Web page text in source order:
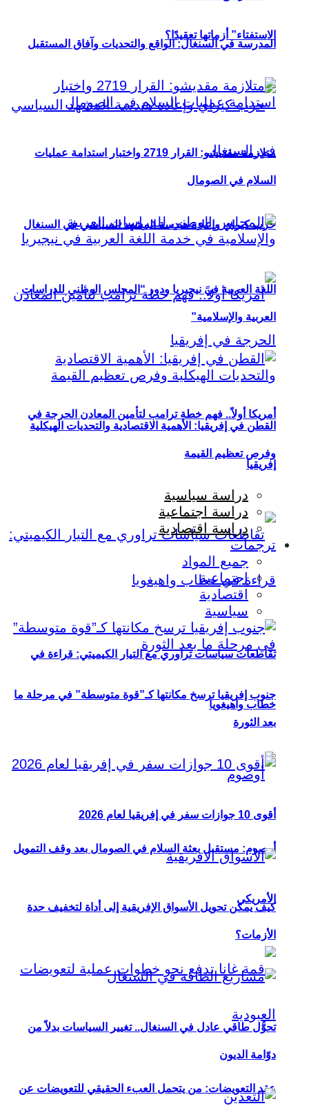
الاستفتاء” أزماتها تعقيدًا؟
حزب كيراي وإعادة هندسة المشهد السياسي في السنغال
أمريكا أولاً.. فهم خطة ترامب لتأمين المعادن الحرجة في
إفريقيا
تقاطعات سياسات تراوري مع التيار الكيميتي: قراءة في
خطاب واهيغويا
أوصوم: مستقبل بعثة السلام في الصومال بعد وقف التمويل
الأمريكي
عقد التعويضات: من يتحمل العبء الحقيقي للتعويضات عن
المدرسة في السنغال: الواقع والتحديات وآفاق المستقبل
متلازمة مقديشو: القرار 2719 واختبار استدامة عمليات
السلام في الصومال
اللغة العربية في نيجيريا ودور “المجلس الوطني للدراسات
العربية والإسلامية”
القطن في إفريقيا: الأهمية الاقتصادية والتحديات الهيكلية
وفرص تعظيم القيمة
دراسة سياسية
دراسة اجتماعية
دراسة اقتصادية
ترجمات
جميع المواد
اجتماعية
اقتصادية
سياسية
جنوب إفريقيا ترسخ مكانتها كـ”قوة متوسطة” في مرحلة ما
بعد الثورة
أقوى 10 جوازات سفر في إفريقيا لعام 2026
كيف يمكن تحويل الأسواق الإفريقية إلى أداة لتخفيف حدة
الأزمات؟
تحوُّل طاقي عادل في السنغال.. تغيير السياسات بدلاً من
دوّامة الديون